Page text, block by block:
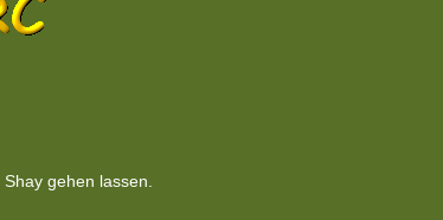
gehen lassen.